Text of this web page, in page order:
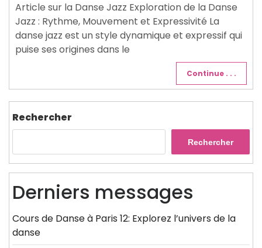
Article sur la Danse Jazz Exploration de la Danse
Jazz : Rythme, Mouvement et Expressivité La
danse jazz est un style dynamique et expressif qui
puise ses origines dans le
Continue . . .
Rechercher
Rechercher
Derniers messages
Cours de Danse à Paris 12: Explorez l’univers de la
danse